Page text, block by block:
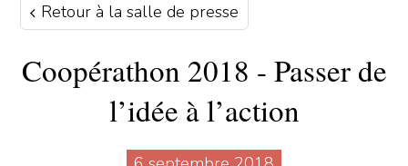
Retour à la salle de presse
Coopérathon 2018 - Passer de
l’idée à l’action